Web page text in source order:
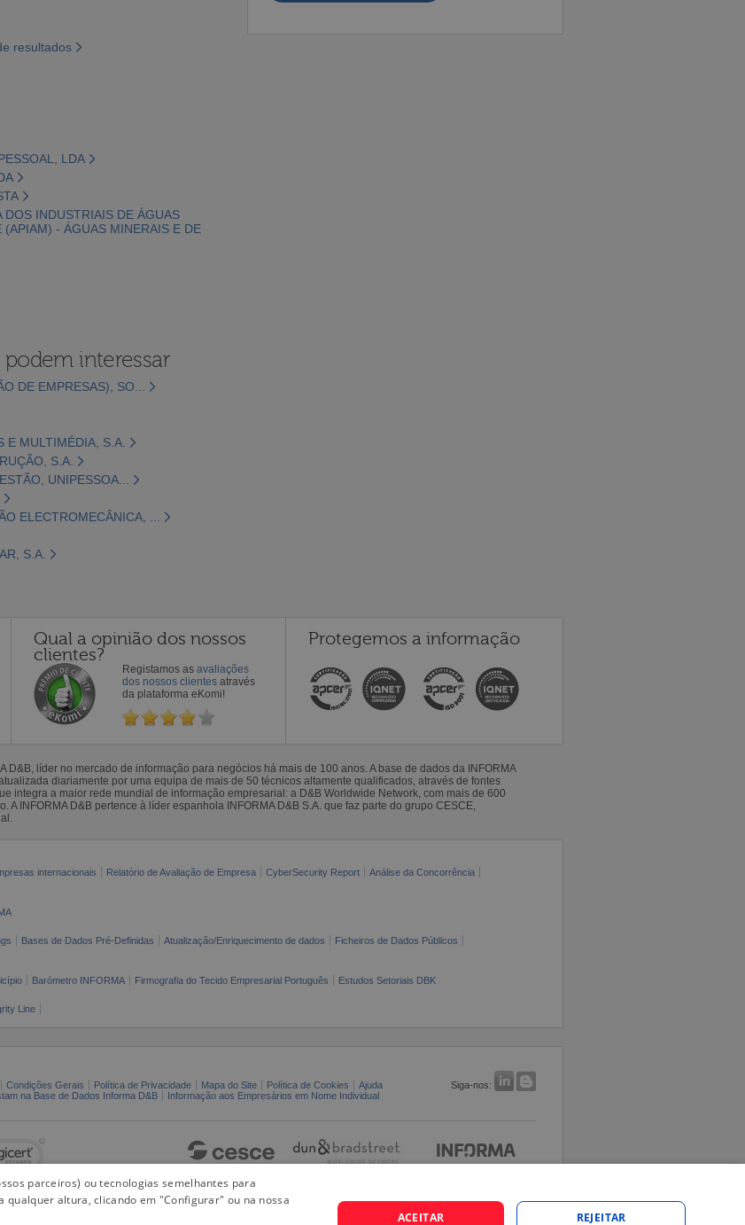
resultados
LDA
INDUSTRIAIS DE ÁGUAS
- ÁGUAS MINERAIS E DE
interessar
DE EMPRESAS), SO...
E MULTIMÉDIA, S.A.
S.A.
UNIPESSOA...
ELECTROMECÂNICA, ...
S.A.
Qual a opinião dos nossos
clientes?
Registamos as avaliações
dos nossos clientes através
da plataforma eKomi!
Protegemos a informação
D&B, líder no mercado de informação para negócios há mais de 100 anos. A base de dados da INFORMA
diariamente por uma equipa de mais de 50 técnicos altamente qualificados, através de fontes
integra a maior rede mundial de informação empresarial: a D&B Worldwide Network, com mais de 600
INFORMA D&B pertence à líder espanhola INFORMA D&B S.A. que faz parte do grupo CESCE,
internacionais Relatório de Avaliação de Empresa CyberSecurity Report
Análise da Concorrência
Bases de Dados Pré-Definidas Atualização/Enriquecimento de dados
Ficheiros de Dados Públicos
Barómetro INFORMA Firmografia do Tecido Empresarial Português Estudos Setoriais DBK
Line
Condições Gerais Política de Privacidade Mapa do Site Política de Cookies Ajuda
Siga-nos:
na Base de Dados Informa D&B
Informação aos Empresários em Nome Individual
parceiros) ou tecnologias semelhantes para
altura, clicando em "Configurar" ou na nossa
ACEITAR REJEITAR